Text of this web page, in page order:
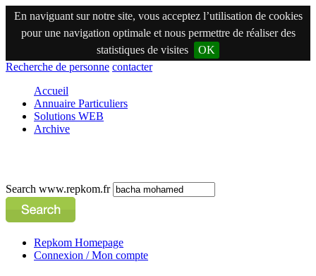
En naviguant sur notre site, vous acceptez l’utilisation de cookies
pour une navigation optimale et nous permettre de réaliser des
statistiques de visites
OK
Recherche de personne contacter
Accueil
Annuaire Particuliers
Solutions WEB
Archive
Search www.repkom.fr
Repkom Homepage
Connexion / Mon compte